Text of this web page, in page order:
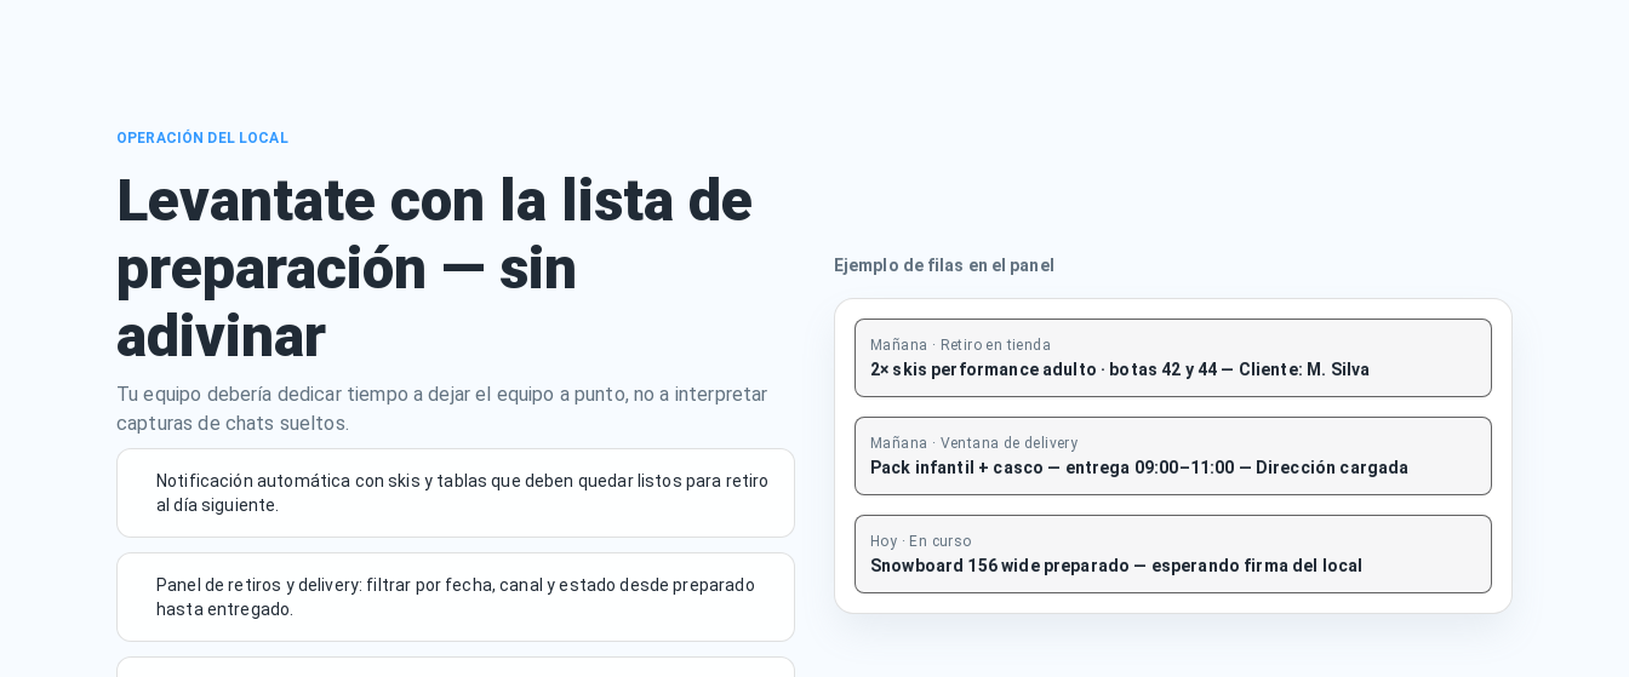
OPERACIÓN DEL LOCAL
Levantate con la lista de
preparación — sin
adivinar
Tu equipo debería dedicar tiempo a dejar el equipo a punto, no a interpretar
capturas de chats sueltos.
Notificación automática con skis y tablas que deben quedar listos para retiro
al día siguiente.
Panel de retiros y delivery: filtrar por fecha, canal y estado desde preparado
hasta entregado.
Ejemplo de filas en el panel
Mañana · Retiro en tienda
2× skis performance adulto · botas 42 y 44 — Cliente: M. Silva
Mañana · Ventana de delivery
Pack infantil + casco — entrega 09:00–11:00 — Dirección cargada
Hoy · En curso
Snowboard 156 wide preparado — esperando firma del local